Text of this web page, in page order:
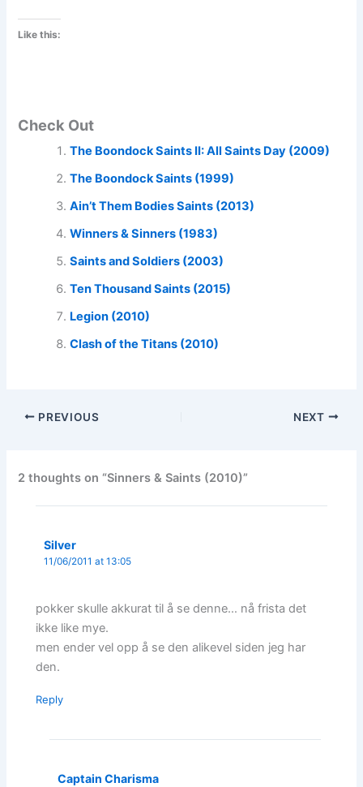
Like this:
Check Out
The Boondock Saints II: All Saints Day (2009)
The Boondock Saints (1999)
Ain’t Them Bodies Saints (2013)
Winners & Sinners (1983)
Saints and Soldiers (2003)
Ten Thousand Saints (2015)
Legion (2010)
Clash of the Titans (2010)
PREVIOUS NEXT
2 thoughts on “Sinners & Saints (2010)”
Silver
11/06/2011 at 13:05
pokker skulle akkurat til å se denne… nå frista det
ikke like mye.
men ender vel opp å se den alikevel siden jeg har
den.
Reply
Captain Charisma